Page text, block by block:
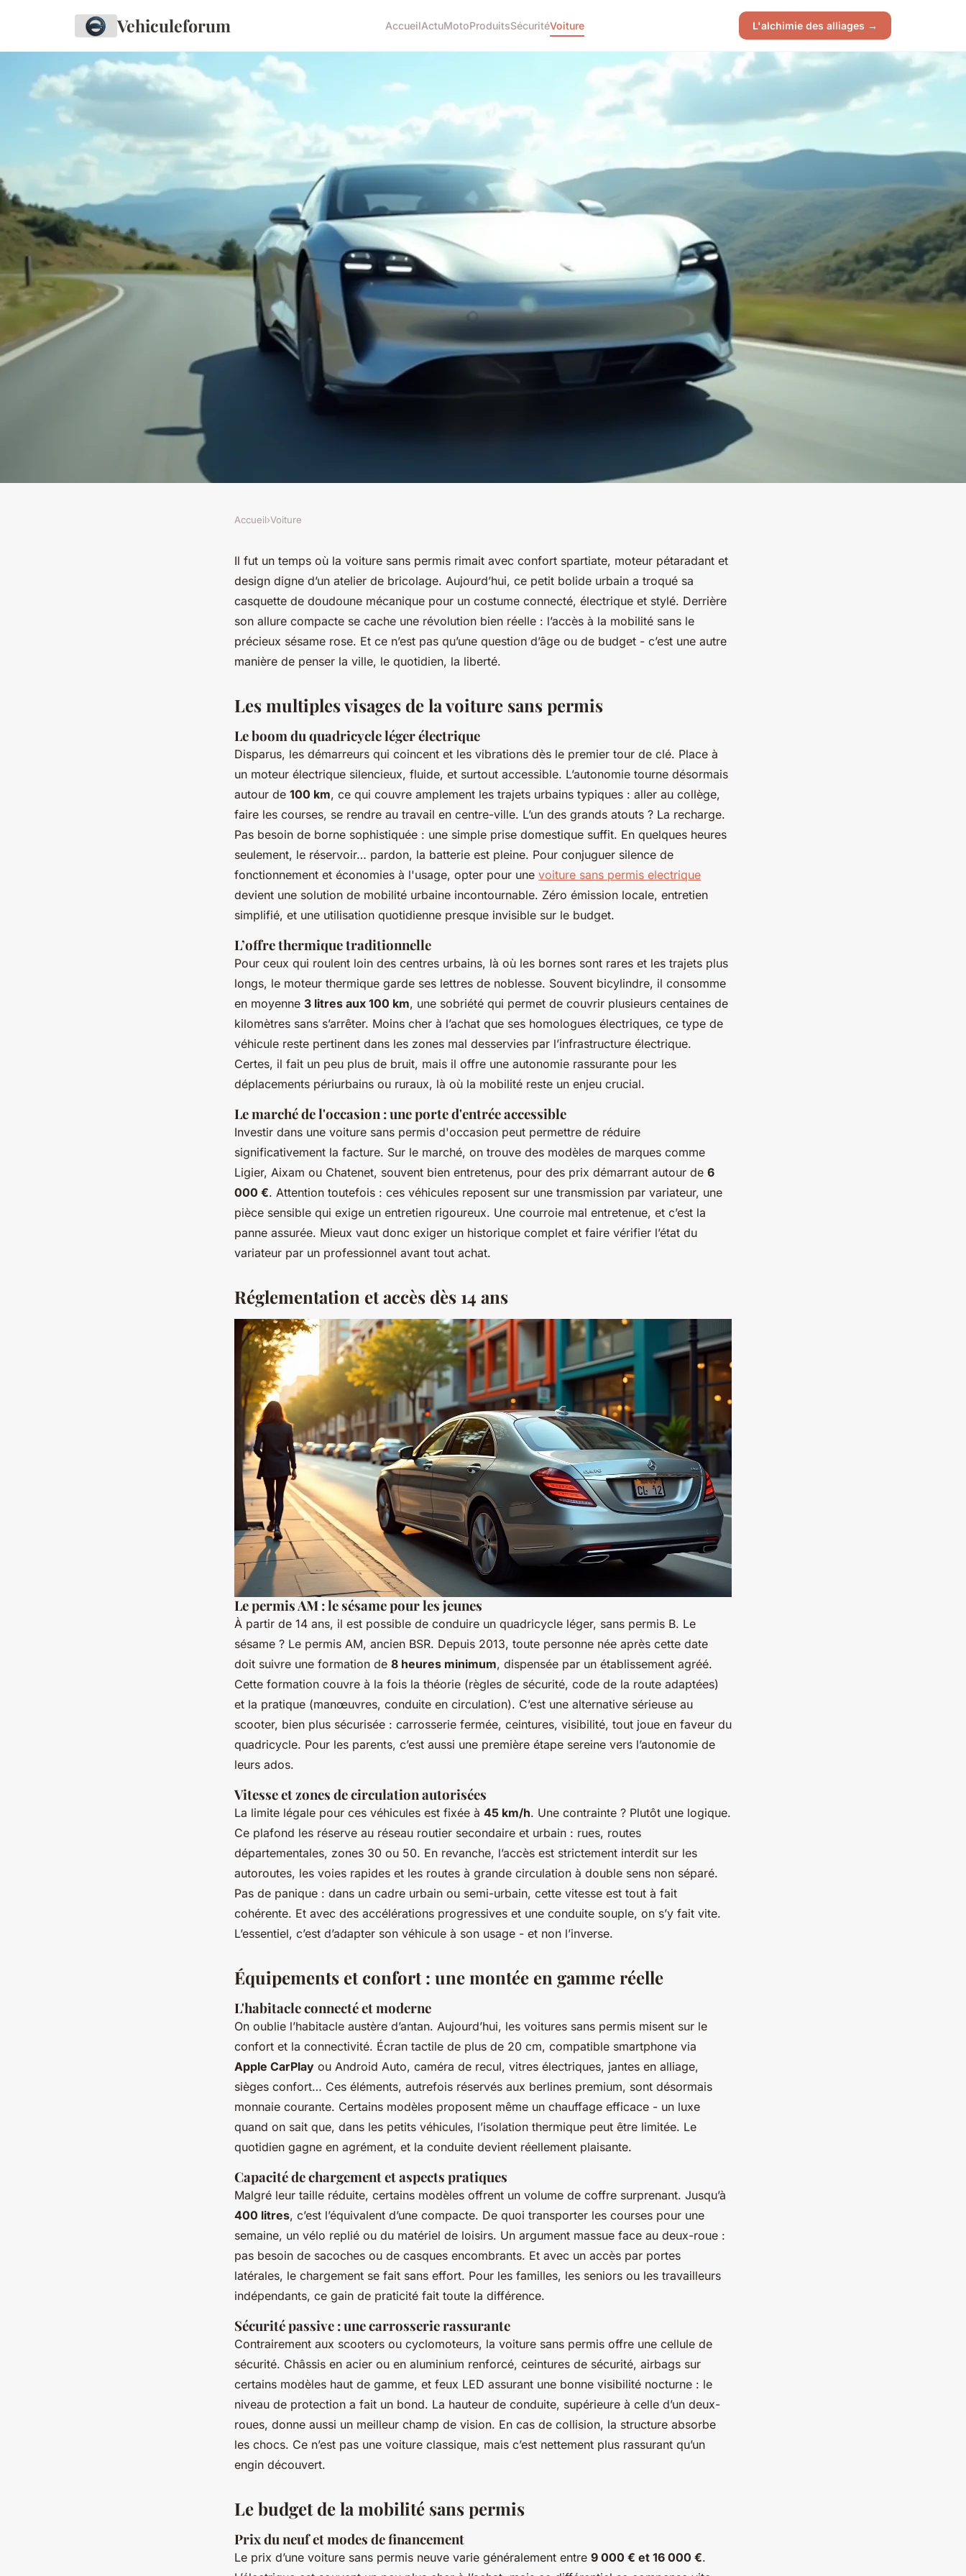
Vehiculeforum AccueilActuMotoProduitsSécuritéVoiture L'alchimie des alliages →
Voiture sans permis : options variées
pour votre mobilité
11 min de lecture
Accueil›Voiture
Il fut un temps où la voiture sans permis rimait avec confort spartiate, moteur pétaradant et
design digne d’un atelier de bricolage. Aujourd’hui, ce petit bolide urbain a troqué sa
casquette de doudoune mécanique pour un costume connecté, électrique et stylé. Derrière
son allure compacte se cache une révolution bien réelle : l’accès à la mobilité sans le
précieux sésame rose. Et ce n’est pas qu’une question d’âge ou de budget - c’est une autre
manière de penser la ville, le quotidien, la liberté.
Les multiples visages de la voiture sans permis
Le boom du quadricycle léger électrique
Disparus, les démarreurs qui coincent et les vibrations dès le premier tour de clé. Place à
un moteur électrique silencieux, fluide, et surtout accessible. L’autonomie tourne désormais
autour de 100 km, ce qui couvre amplement les trajets urbains typiques : aller au collège,
faire les courses, se rendre au travail en centre-ville. L’un des grands atouts ? La recharge.
Pas besoin de borne sophistiquée : une simple prise domestique suffit. En quelques heures
seulement, le réservoir… pardon, la batterie est pleine. Pour conjuguer silence de
fonctionnement et économies à l'usage, opter pour une voiture sans permis electrique
devient une solution de mobilité urbaine incontournable. Zéro émission locale, entretien
simplifié, et une utilisation quotidienne presque invisible sur le budget.
L’offre thermique traditionnelle
Pour ceux qui roulent loin des centres urbains, là où les bornes sont rares et les trajets plus
longs, le moteur thermique garde ses lettres de noblesse. Souvent bicylindre, il consomme
en moyenne 3 litres aux 100 km, une sobriété qui permet de couvrir plusieurs centaines de
kilomètres sans s’arrêter. Moins cher à l’achat que ses homologues électriques, ce type de
véhicule reste pertinent dans les zones mal desservies par l’infrastructure électrique.
Certes, il fait un peu plus de bruit, mais il offre une autonomie rassurante pour les
déplacements périurbains ou ruraux, là où la mobilité reste un enjeu crucial.
Le marché de l'occasion : une porte d'entrée accessible
Investir dans une voiture sans permis d'occasion peut permettre de réduire
significativement la facture. Sur le marché, on trouve des modèles de marques comme
Ligier, Aixam ou Chatenet, souvent bien entretenus, pour des prix démarrant autour de 6
000 €. Attention toutefois : ces véhicules reposent sur une transmission par variateur, une
pièce sensible qui exige un entretien rigoureux. Une courroie mal entretenue, et c’est la
panne assurée. Mieux vaut donc exiger un historique complet et faire vérifier l’état du
variateur par un professionnel avant tout achat.
Réglementation et accès dès 14 ans
Le permis AM : le sésame pour les jeunes
À partir de 14 ans, il est possible de conduire un quadricycle léger, sans permis B. Le
sésame ? Le permis AM, ancien BSR. Depuis 2013, toute personne née après cette date
doit suivre une formation de 8 heures minimum, dispensée par un établissement agréé.
Cette formation couvre à la fois la théorie (règles de sécurité, code de la route adaptées)
et la pratique (manœuvres, conduite en circulation). C’est une alternative sérieuse au
scooter, bien plus sécurisée : carrosserie fermée, ceintures, visibilité, tout joue en faveur du
quadricycle. Pour les parents, c’est aussi une première étape sereine vers l’autonomie de
leurs ados.
Vitesse et zones de circulation autorisées
La limite légale pour ces véhicules est fixée à 45 km/h. Une contrainte ? Plutôt une logique.
Ce plafond les réserve au réseau routier secondaire et urbain : rues, routes
départementales, zones 30 ou 50. En revanche, l’accès est strictement interdit sur les
autoroutes, les voies rapides et les routes à grande circulation à double sens non séparé.
Pas de panique : dans un cadre urbain ou semi-urbain, cette vitesse est tout à fait
cohérente. Et avec des accélérations progressives et une conduite souple, on s’y fait vite.
L’essentiel, c’est d’adapter son véhicule à son usage - et non l’inverse.
Équipements et confort : une montée en gamme réelle
L'habitacle connecté et moderne
On oublie l’habitacle austère d’antan. Aujourd’hui, les voitures sans permis misent sur le
confort et la connectivité. Écran tactile de plus de 20 cm, compatible smartphone via
Apple CarPlay ou Android Auto, caméra de recul, vitres électriques, jantes en alliage,
sièges confort… Ces éléments, autrefois réservés aux berlines premium, sont désormais
monnaie courante. Certains modèles proposent même un chauffage efficace - un luxe
quand on sait que, dans les petits véhicules, l’isolation thermique peut être limitée. Le
quotidien gagne en agrément, et la conduite devient réellement plaisante.
Capacité de chargement et aspects pratiques
Malgré leur taille réduite, certains modèles offrent un volume de coffre surprenant. Jusqu’à
400 litres, c’est l’équivalent d’une compacte. De quoi transporter les courses pour une
semaine, un vélo replié ou du matériel de loisirs. Un argument massue face au deux-roue :
pas besoin de sacoches ou de casques encombrants. Et avec un accès par portes
latérales, le chargement se fait sans effort. Pour les familles, les seniors ou les travailleurs
indépendants, ce gain de praticité fait toute la différence.
Sécurité passive : une carrosserie rassurante
Contrairement aux scooters ou cyclomoteurs, la voiture sans permis offre une cellule de
sécurité. Châssis en acier ou en aluminium renforcé, ceintures de sécurité, airbags sur
certains modèles haut de gamme, et feux LED assurant une bonne visibilité nocturne : le
niveau de protection a fait un bond. La hauteur de conduite, supérieure à celle d’un deux-
roues, donne aussi un meilleur champ de vision. En cas de collision, la structure absorbe
les chocs. Ce n’est pas une voiture classique, mais c’est nettement plus rassurant qu’un
engin découvert.
Le budget de la mobilité sans permis
Prix du neuf et modes de financement
Le prix d’une voiture sans permis neuve varie généralement entre 9 000 € et 16 000 €.